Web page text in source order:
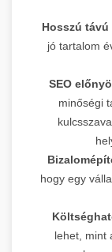
Hosszú távú
jó tartalom
SEO
minőségi
hogy egy
lehet, mint